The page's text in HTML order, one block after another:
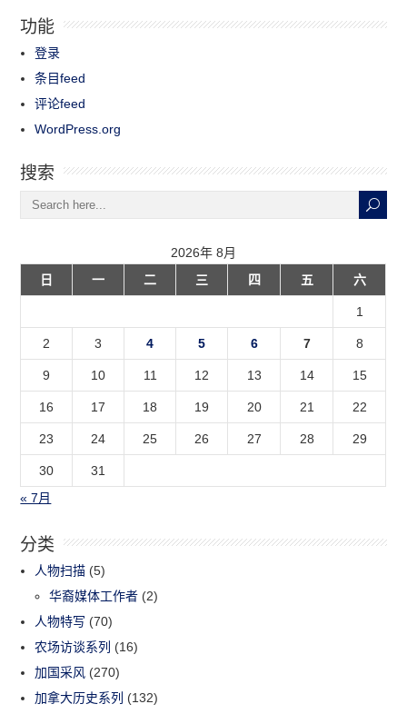
功能
登录
条目feed
评论feed
WordPress.org
搜索
2026年 8月
日
一 二 三 四 五 六
1
2 3 4 5 6 7 8
9 10 11 12 13 14 15
16 17 18 19 20 21 22
23 24 25 26 27 28 29
30
31
« 7月
分类
人物扫描 (5)
华裔媒体工作者 (2)
人物特写 (70)
农场访谈系列 (16)
加国采风 (270)
加拿大历史系列 (132)